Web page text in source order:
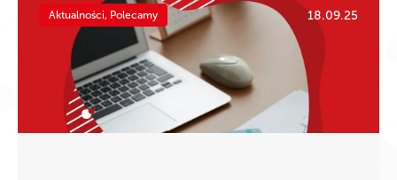
Aktualności, Polecamy 18.09.25